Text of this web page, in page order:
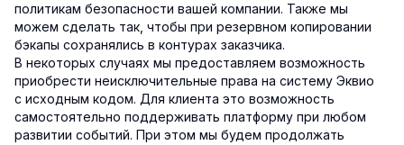
политикам безопасности вашей компании. Также мы
можем сделать так, чтобы при резервном копировании
бэкапы сохранялись в контурах заказчика.
В некоторых случаях мы предоставляем возможность
приобрести неисключительные права на систему Эквио
с исходным кодом. Для клиента это возможность
самостоятельно поддерживать платформу при любом
развитии событий. При этом мы будем продолжать